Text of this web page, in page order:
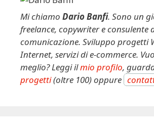
v
Mi chiamo Dario Banfi. Sono un
freelance, copywriter e consulente
comunicazione. Sviluppo progetti
Internet, servizi di e-commerce.
meglio? Leggi ilmio profilo,
progetti(oltre 100) oppure